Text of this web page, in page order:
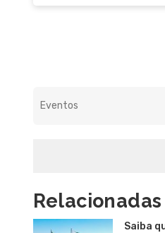
Relacionadas
Saiba